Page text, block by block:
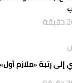
إلى رتبة «ملازم أول»